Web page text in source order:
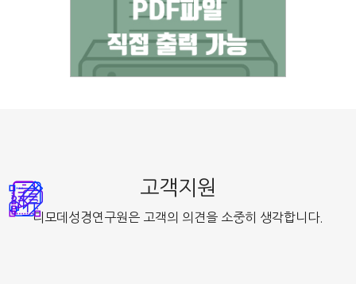
고객지원
디모데성경연구원은 고객의 의견을 소중히 생각합니다.